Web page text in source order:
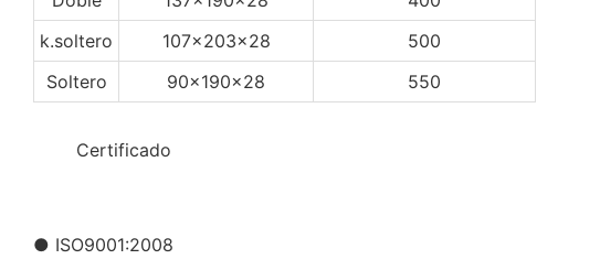
k.soltero
107x203x28
500
Soltero
90x190x28 550
Certificado
● ISO9001:2008